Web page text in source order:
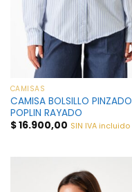
CAMISAS
CAMISA BOLSILLO PINZADO
POPLIN RAYADO
$16.900,00 SIN IVA incluido